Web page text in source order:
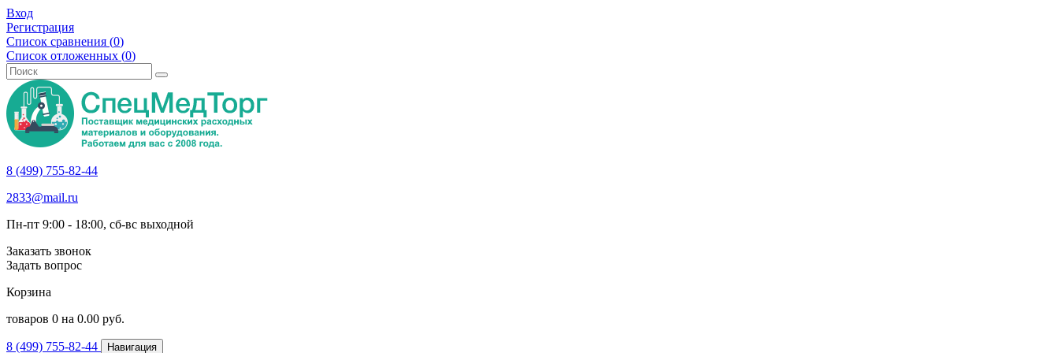
Вход
Регистрация
Список сравнения (0)
Список отложенных (0)
8 (499) 755-82-44
2833@mail.ru
Пн-пт 9:00 - 18:00, сб-вс выходной
Заказать звонок
Задать вопрос
Корзина
товаров 0 на 0.00 руб.
8 (499) 755-82-44 Навигация